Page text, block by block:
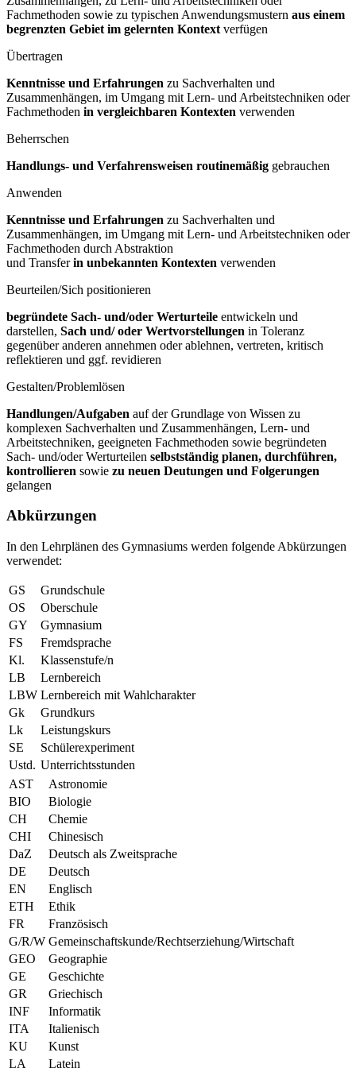
Fachmethoden sowie zu typischen Anwendungsmustern aus einem
begrenzten Gebiet im gelernten Kontext verfügen
Übertragen
Kenntnisse und Erfahrungen zu Sachverhalten und
Zusammenhängen, im Umgang mit Lern- und Arbeitstechniken oder
Fachmethoden in vergleichbaren Kontexten verwenden
Beherrschen
Handlungs- und Verfahrensweisen routinemäßig gebrauchen
Anwenden
Kenntnisse und Erfahrungen zu Sachverhalten und
Zusammenhängen, im Umgang mit Lern- und Arbeitstechniken oder
Fachmethoden durch Abstraktion
und Transferin unbekannten Kontexten verwenden
Beurteilen/Sich positionieren
begründete Sach- und/oder Werturteile entwickeln und
darstellen, Sach und/oder Wertvorstellungen in Toleranz
gegenüber anderen annehmen oder ablehnen, vertreten, kritisch
reflektieren und ggf. revidieren
Gestalten/Problemlösen
Handlungen/Aufgaben auf der Grundlage von Wissen zu
komplexen Sachverhalten und Zusammenhängen, Lern- und
Arbeitstechniken, geeigneten Fachmethoden sowie begründeten
Sach- und/oder Werturteilen selbstständig planen, durchführen,
kontrollieren sowie zu neuen Deutungen und Folgerungen
gelangen
Abkürzungen
In den Lehrplänen des Gymnasiums werden folgende Abkürzungen
verwendet:
GS
Grundschule
OS
Oberschule
GY
Gymnasium
FS
Fremdsprache
Kl.
Klassenstufe/n
LB
Lernbereich
LBW Lernbereich mit Wahlcharakter
Gk
Grundkurs
Lk
Leistungskurs
SE
Schülerexperiment
Ustd. Unterrichtsstunden
AST
Astronomie
BIO
Biologie
CH
Chemie
CHI
Chinesisch
DaZ
Deutsch als Zweitsprache
DE
Deutsch
EN
Englisch
ETH
Ethik
FR
Französisch
G/R/W Gemeinschaftskunde/Rechtserziehung/Wirtschaft
GEO
Geographie
GE
Geschichte
GR
Griechisch
INF
Informatik
ITA
Italienisch
KU
Kunst
LA
Latein